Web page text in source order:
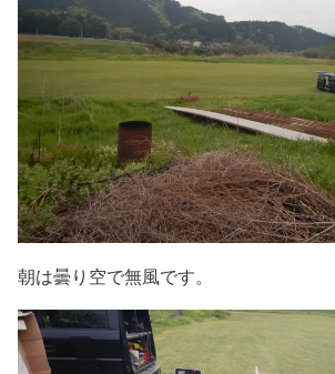
朝は曇り空で無風です。